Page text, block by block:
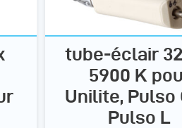
tube-éclair
5900 K
Unilite, Pulso
Pulso L